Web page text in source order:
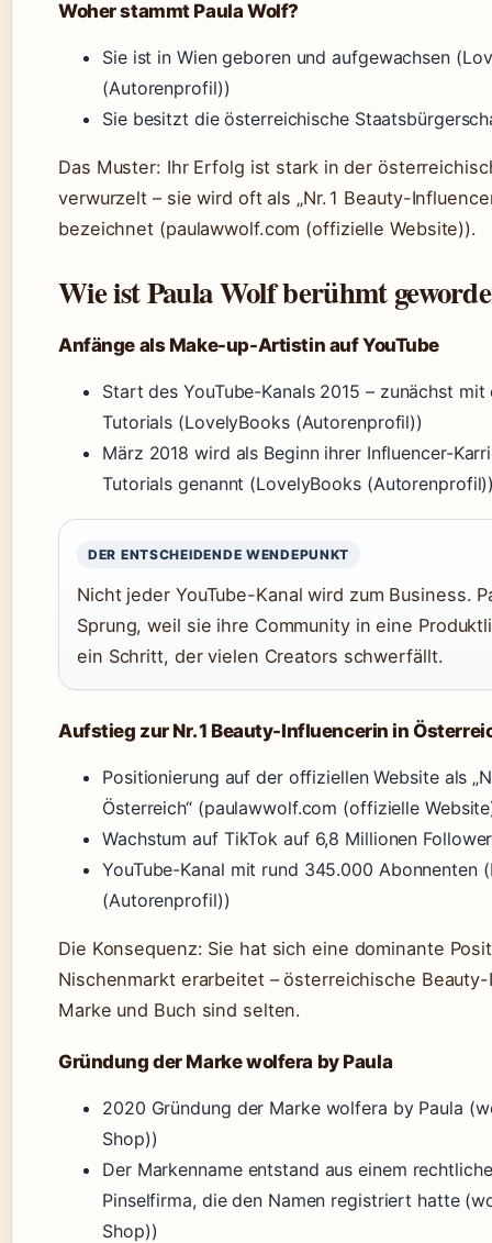
Woher stammt Paula Wolf?
Sie ist in Wien geboren und aufgewachsen
(Autorenprofil))
Sie besitzt die österreichische
Das Muster: Ihr Erfolg ist stark in der
verwurzelt – sie wird oft als „Nr. 1 Beauty-
bezeichnet (paulawwolf.com (offizielle Website)).
Wie ist Paula Wolf berühmt
Anfänge als Make-up-Artistin auf YouTube
Start des YouTube-Kanals 2015 – zunächst
Tutorials (LovelyBooks (Autorenprofil))
März 2018 wird als Beginn ihrer Influencer-
Tutorials genannt (LovelyBooks
DER ENTSCHEIDENDE WENDEPUNKT
Nicht jeder YouTube-Kanal wird zum Business.
Sprung, weil sie ihre Community in eine
ein Schritt, der vielen Creators schwerfällt.
Aufstieg zur Nr. 1 Beauty-Influencerin in
Positionierung auf der offiziellen Website als
Österreich“ (paulawwolf.com (offizielle
Wachstum auf TikTok auf 6,8 Millionen Follower
YouTube-Kanal mit rund 345.000 Abonnenten
(Autorenprofil))
Die Konsequenz: Sie hat sich eine dominante
Nischenmarkt erarbeitet – österreichische
Marke und Buch sind selten.
Gründung der Marke wolfera by Paula
2020 Gründung der Marke wolfera by Paula
Shop))
Der Markenname entstand aus einem
Pinselfirma, die den Namen registriert hatte
Shop))